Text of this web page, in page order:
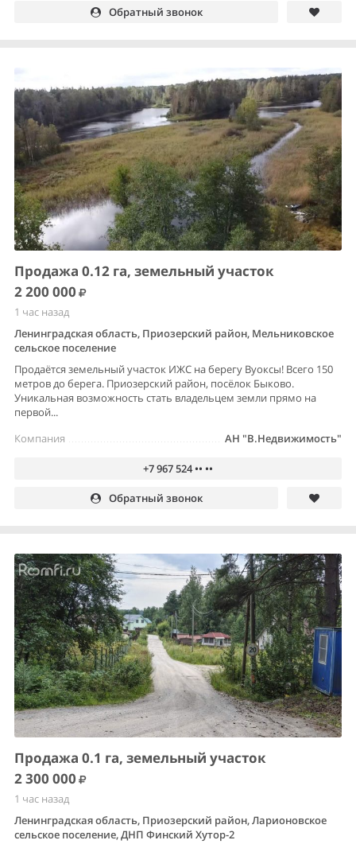
Обратный звонок
Продажа 0.12 га, земельный участок
2 200 000
1 час назад
Ленинградская область, Приозерский район, Мельниковское
сельское поселение
Продаётся земельный участок ИЖС на берегу Вуоксы! Всего 150
метров до берега. Приозерский район, посёлок Быково.
Уникальная возможность стать владельцем земли прямо на
первой...
АН "В.Недвижимость"
Компания
+7 967 524 •• ••
Обратный звонок
Продажа 0.1 га, земельный участок
2 300 000
1 час назад
Ленинградская область, Приозерский район, Ларионовское
сельское поселение, ДНП Финский Хутор-2